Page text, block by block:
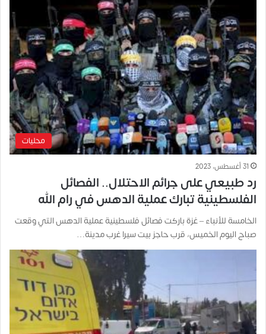
محليات
31 أغسطس، 2023
رد طبيعي على جرائم الاحتلال.. الفصائل
الفلسطينية تبارك عملية الدهس في رام الله
الخامسة للأنباء – غزة باركت فصائل فلسطينية عملية الدهس التي وقعت
صباح اليوم الخميس، قرب حاجز بيت سيرا غرب مدينة…